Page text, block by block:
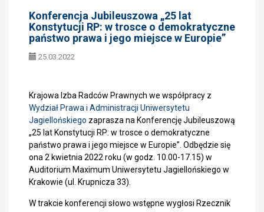
Konferencja Jubileuszowa „25 lat
Konstytucji RP: w trosce o demokratyczne
państwo prawa i jego miejsce w Europie”
25.03.2022
Krajowa Izba Radców Prawnych we współpracy z
Wydział Prawa i Administracji Uniwersytetu
Jagiellońskiego zaprasza na Konferencję Jubileuszową
„25 lat Konstytucji RP: w trosce o demokratyczne
państwo prawa i jego miejsce w Europie”. Odbędzie się
ona 2 kwietnia 2022 roku (w godz. 10.00-17.15) w
Auditorium Maximum Uniwersytetu Jagiellońskiego w
Krakowie (ul. Krupnicza 33).
W trakcie konferencji słowo wstępne wygłosi Rzecznik